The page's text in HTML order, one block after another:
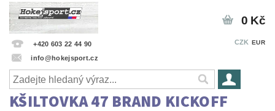
+420 603 22 44 90
info@hokejsport.cz
CZK EUR
0 Kč
KŠILTOVKA 47 BRAND KICKOFF